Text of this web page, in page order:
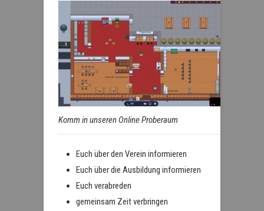
Komm in unseren Online Proberaum
Euch über den Verein informieren
Euch über die Ausbildung informieren
Euch verabreden
gemeinsam Zeit verbringen